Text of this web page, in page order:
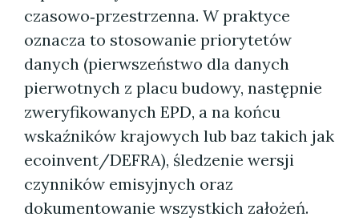
czasowo‑przestrzenna. W praktyce
oznacza to stosowanie priorytetów
danych (pierwszeństwo dla danych
pierwotnych z placu budowy, następnie
zweryfikowanych EPD, a na końcu
wskaźników krajowych lub baz takich jak
ecoinvent/DEFRA), śledzenie wersji
czynników emisyjnych oraz
dokumentowanie wszystkich założeń.